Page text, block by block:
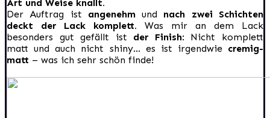
Art und Weise knallt.
Der Auftrag ist angenehmund nach zwei Schichten
deckt der Lack komplett. Was mir an dem Lack
besonders gut gefällt ist der Finish: Nicht komplett
matt und auch nicht shiny… es ist irgendwie cremig-
matt – was ich sehr schön finde!